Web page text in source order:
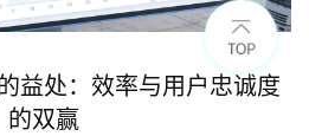
益处：效率与用户忠诚度
的双赢